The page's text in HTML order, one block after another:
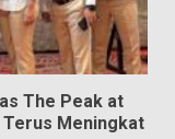
The Peak at
Terus Meningkat